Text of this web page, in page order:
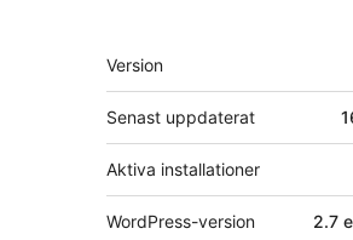
Meta
Version
Senast uppdaterat
Aktiva installationer
WordPress-version 2.7